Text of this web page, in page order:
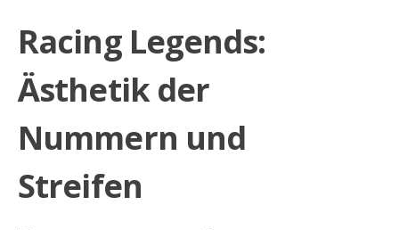
Racing Legends:
Ästhetik der
Nummern und
Streifen